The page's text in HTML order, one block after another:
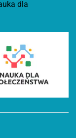
dla